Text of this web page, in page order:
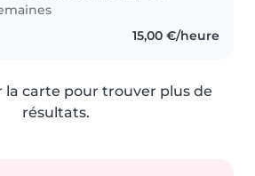
15,00 €/heure
la carte pour trouver plus de
résultats.